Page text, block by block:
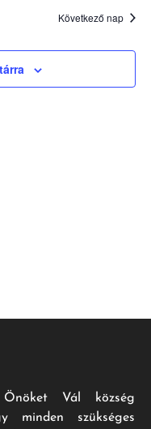
és
nézet
Következő nap
Vál község
minden szükséges